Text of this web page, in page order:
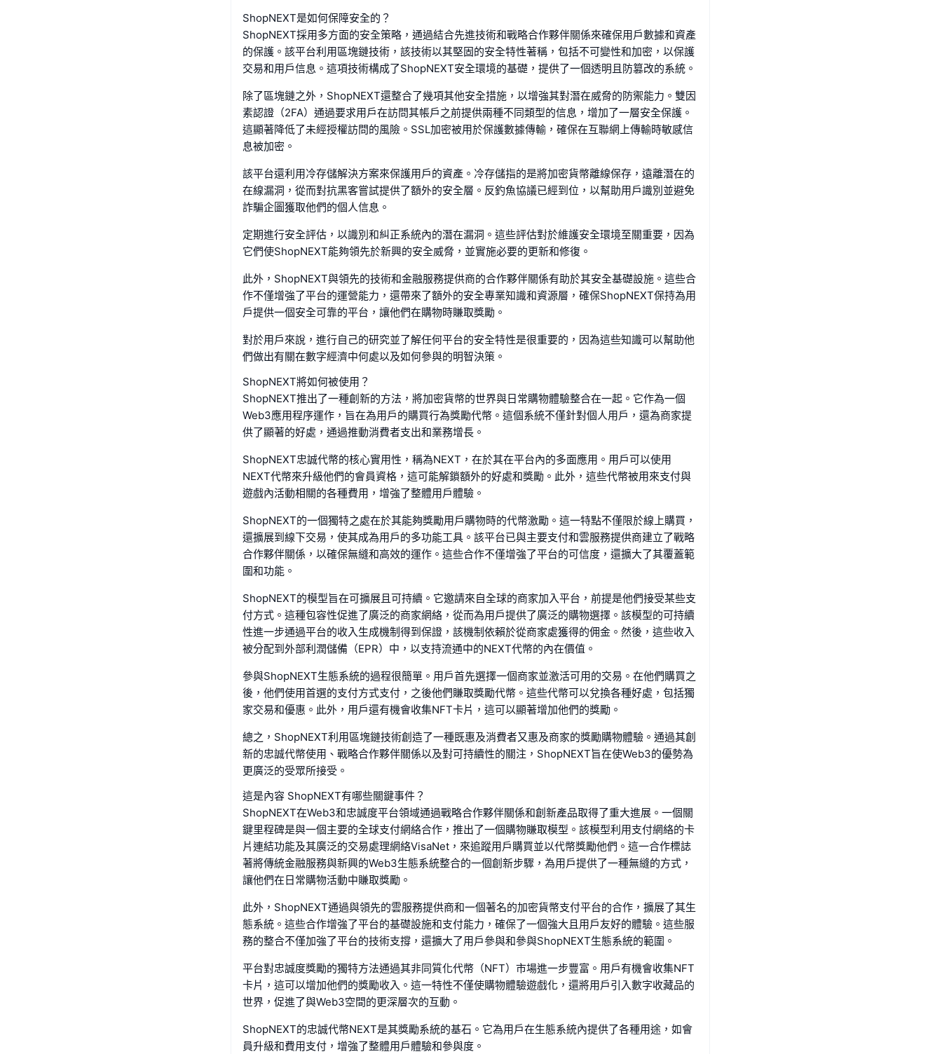
ShopNEXT是如何保障安全的？
ShopNEXT採用多方面的安全策略，通過結合先進技術和戰略合作夥伴關係來確保用戶數據和資產
的保護。該平台利用區塊鏈技術，該技術以其堅固的安全特性著稱，包括不可變性和加密，以保護
交易和用戶信息。這項技術構成了ShopNEXT安全環境的基礎，提供了一個透明且防篡改的系統。
除了區塊鏈之外，ShopNEXT還整合了幾項其他安全措施，以增強其對潛在威脅的防禦能力。雙因
素認證（2FA）通過要求用戶在訪問其帳戶之前提供兩種不同類型的信息，增加了一層安全保護。
這顯著降低了未經授權訪問的風險。SSL加密被用於保護數據傳輸，確保在互聯網上傳輸時敏感信
息被加密。
該平台還利用冷存儲解決方案來保護用戶的資產。冷存儲指的是將加密貨幣離線保存，遠離潛在的
在線漏洞，從而對抗黑客嘗試提供了額外的安全層。反釣魚協議已經到位，以幫助用戶識別並避免
詐騙企圖獲取他們的個人信息。
定期進行安全評估，以識別和糾正系統內的潛在漏洞。這些評估對於維護安全環境至關重要，因為
它們使ShopNEXT能夠領先於新興的安全威脅，並實施必要的更新和修復。
此外，ShopNEXT與領先的技術和金融服務提供商的合作夥伴關係有助於其安全基礎設施。這些合
作不僅增強了平台的運營能力，還帶來了額外的安全專業知識和資源層，確保ShopNEXT保持為用
戶提供一個安全可靠的平台，讓他們在購物時賺取獎勵。
對於用戶來說，進行自己的研究並了解任何平台的安全特性是很重要的，因為這些知識可以幫助他
們做出有關在數字經濟中何處以及如何參與的明智決策。
ShopNEXT將如何被使用？
ShopNEXT推出了一種創新的方法，將加密貨幣的世界與日常購物體驗整合在一起。它作為一個
Web3應用程序運作，旨在為用戶的購買行為獎勵代幣。這個系統不僅針對個人用戶，還為商家提
供了顯著的好處，通過推動消費者支出和業務增長。
ShopNEXT忠誠代幣的核心實用性，稱為NEXT，在於其在平台內的多面應用。用戶可以使用
NEXT代幣來升級他們的會員資格，這可能解鎖額外的好處和獎勵。此外，這些代幣被用來支付與
遊戲內活動相關的各種費用，增強了整體用戶體驗。
ShopNEXT的一個獨特之處在於其能夠獎勵用戶購物時的代幣激勵。這一特點不僅限於線上購買，
還擴展到線下交易，使其成為用戶的多功能工具。該平台已與主要支付和雲服務提供商建立了戰略
合作夥伴關係，以確保無縫和高效的運作。這些合作不僅增強了平台的可信度，還擴大了其覆蓋範
圍和功能。
ShopNEXT的模型旨在可擴展且可持續。它邀請來自全球的商家加入平台，前提是他們接受某些支
付方式。這種包容性促進了廣泛的商家網絡，從而為用戶提供了廣泛的購物選擇。該模型的可持續
性進一步通過平台的收入生成機制得到保證，該機制依賴於從商家處獲得的佣金。然後，這些收入
被分配到外部利潤儲備（EPR）中，以支持流通中的NEXT代幣的內在價值。
參與ShopNEXT生態系統的過程很簡單。用戶首先選擇一個商家並激活可用的交易。在他們購買之
後，他們使用首選的支付方式支付，之後他們賺取獎勵代幣。這些代幣可以兌換各種好處，包括獨
家交易和優惠。此外，用戶還有機會收集NFT卡片，這可以顯著增加他們的獎勵。
總之，ShopNEXT利用區塊鏈技術創造了一種既惠及消費者又惠及商家的獎勵購物體驗。通過其創
新的忠誠代幣使用、戰略合作夥伴關係以及對可持續性的關注，ShopNEXT旨在使Web3的優勢為
更廣泛的受眾所接受。
這是內容 ShopNEXT有哪些關鍵事件？
ShopNEXT在Web3和忠誠度平台領域通過戰略合作夥伴關係和創新產品取得了重大進展。一個關
鍵里程碑是與一個主要的全球支付網絡合作，推出了一個購物賺取模型。該模型利用支付網絡的卡
片連結功能及其廣泛的交易處理網絡VisaNet，來追蹤用戶購買並以代幣獎勵他們。這一合作標誌
著將傳統金融服務與新興的Web3生態系統整合的一個創新步驟，為用戶提供了一種無縫的方式，
讓他們在日常購物活動中賺取獎勵。
此外，ShopNEXT通過與領先的雲服務提供商和一個著名的加密貨幣支付平台的合作，擴展了其生
態系統。這些合作增強了平台的基礎設施和支付能力，確保了一個強大且用戶友好的體驗。這些服
務的整合不僅加強了平台的技術支撐，還擴大了用戶參與和參與ShopNEXT生態系統的範圍。
平台對忠誠度獎勵的獨特方法通過其非同質化代幣（NFT）市場進一步豐富。用戶有機會收集NFT
卡片，這可以增加他們的獎勵收入。這一特性不僅使購物體驗遊戲化，還將用戶引入數字收藏品的
世界，促進了與Web3空間的更深層次的互動。
ShopNEXT的忠誠代幣NEXT是其獎勵系統的基石。它為用戶在生態系統內提供了各種用途，如會
員升級和費用支付，增強了整體用戶體驗和參與度。